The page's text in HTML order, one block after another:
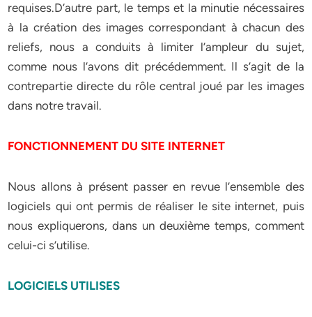
requises.D’autre part, le temps et la minutie nécessaires
à la création des images correspondant à chacun des
reliefs, nous a conduits à limiter l’ampleur du sujet,
comme nous l’avons dit précédemment. Il s’agit de la
contrepartie directe du rôle central joué par les images
dans notre travail.
FONCTIONNEMENT DU SITE INTERNET
Nous allons à présent passer en revue l’ensemble des
logiciels qui ont permis de réaliser le site internet, puis
nous expliquerons, dans un deuxième temps, comment
celui-ci s’utilise.
LOGICIELS UTILISES